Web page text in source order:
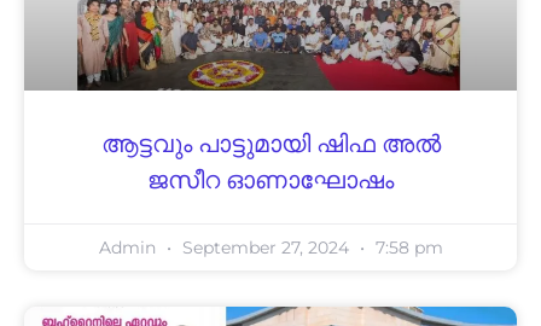
ആട്ടവും പാട്ടുമായി ഷിഫ അല്‍
ജസീറ ഓണാഘോഷം
Admin September 27, 2024 7:58 pm